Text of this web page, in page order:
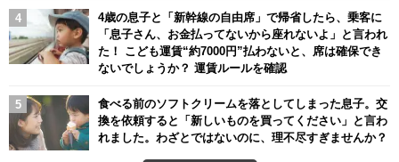
4歳の息子と「新幹線の自由席」で帰省したら、乗客に
「息子さん、お金払ってないから座れないよ」と言われ
た！ こども運賃“約7000円”払わないと、席は確保でき
ないでしょうか？ 運賃ルールを確認
食べる前のソフトクリームを落としてしまった息子。交
換を依頼すると「新しいものを買ってください」と言わ
れました。わざとではないのに、理不尽すぎませんか？